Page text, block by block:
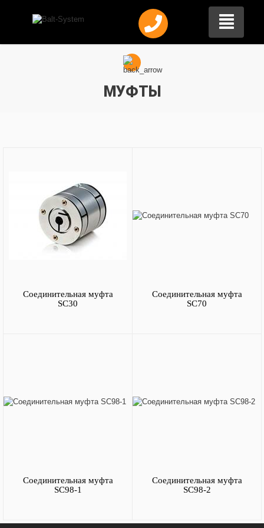
МУФТЫ
Соединительная муфта
SC30
Соединительная муфта
SC70
Соединительная муфта
SC98-1
Соединительная муфта
SC98-2